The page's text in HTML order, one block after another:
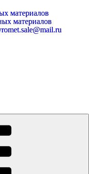
материалов